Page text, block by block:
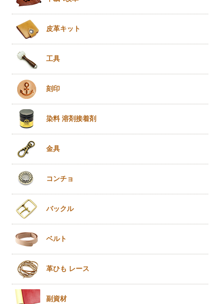
皮革キット
工具
刻印
染料 溶剤接着剤
金具
コンチョ
バックル
ベルト
革ひも レース
副資材